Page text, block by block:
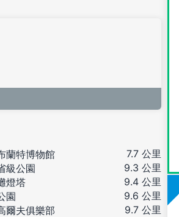
蘭特博物館
7.7 公里
級公園
9.3 公里
燈塔
9.4 公里
園
9.6 公里
爾夫俱樂部
9.7 公里